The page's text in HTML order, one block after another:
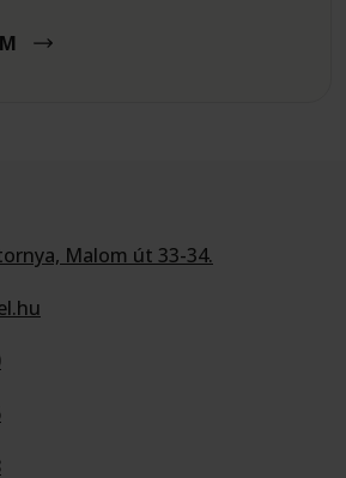
Malom út 33-34.